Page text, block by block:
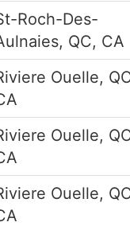
Roch-Des-
QC, CA
Ouelle,
Ouelle,
Ouelle,